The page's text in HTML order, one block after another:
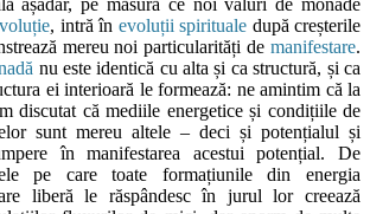
, intră în evoluții spirituale după creșterile
mereu noi particularități de manifestare.
nu este identică cu alta și ca structură, și ca
ei interioară le formează: ne amintim că la
discutat că mediile energetice și condițiile de
sunt mereu altele – deci și potențialul și
în manifestarea acestui potențial. De
pe care toate formațiunile din energia
liberă le răspândesc în jurul lor creează